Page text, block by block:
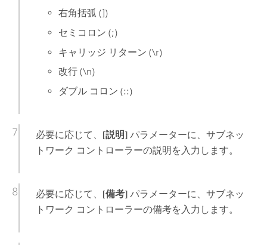
右角括弧 (])
セミコロン (;)
キャリッジ リターン (\r)
改行 (\n)
ダブル コロン (::)
必要に応じて、 [説明]パラメーターに、サブネッ
トワーク コントローラーの説明を入力します。
必要に応じて、 [備考]パラメーターに、サブネッ
トワーク コントローラーの備考を入力します。